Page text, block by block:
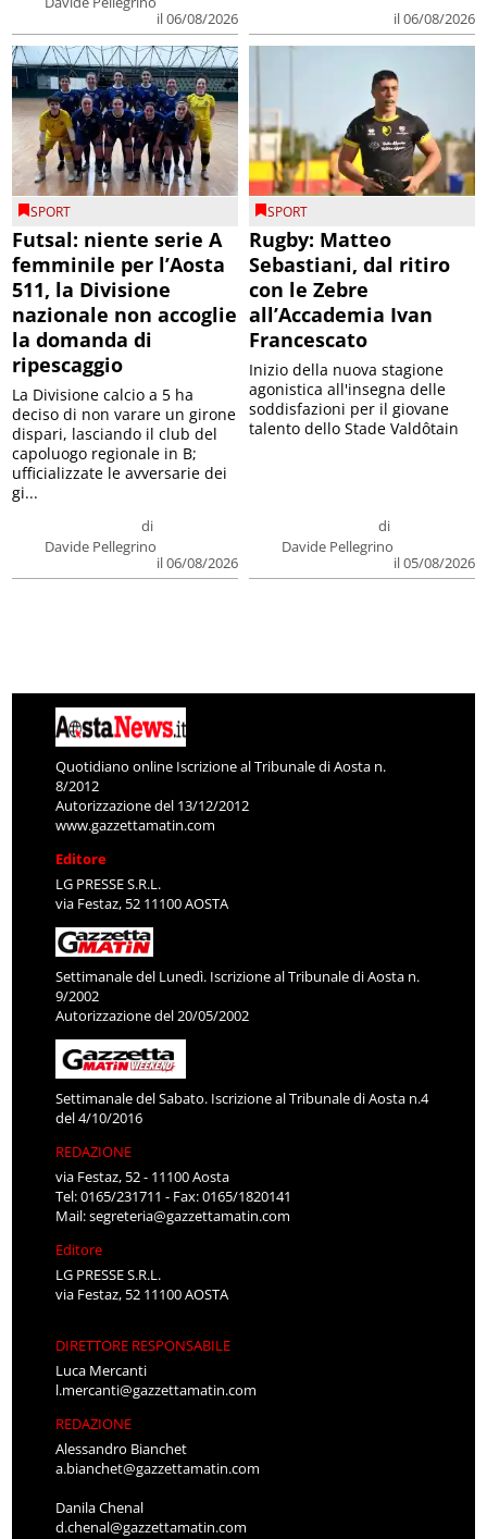
il 06/08/2026
il 06/08/2026
SPORT
Futsal: niente serie A
femminile per l’Aosta
511, la Divisione
nazionale non accoglie
la domanda di
ripescaggio
di
Davide Pellegrino
il 06/08/2026
La Divisione calcio a 5 ha
deciso di non varare un girone
dispari, lasciando il club del
capoluogo regionale in B;
ufficializzate le avversarie dei
gi...
SPORT
Rugby: Matteo
Sebastiani, dal ritiro
con le Zebre
all’Accademia Ivan
Francescato
di
Davide Pellegrino
il 05/08/2026
Inizio della nuova stagione
agonistica all'insegna delle
soddisfazioni per il giovane
talento dello Stade Valdôtain
Quotidiano online Iscrizione al Tribunale di Aosta n.
8/2012
Autorizzazione del 13/12/2012
www.gazzettamatin.com
Editore
LG PRESSE S.R.L.
via Festaz, 52 11100 AOSTA
Settimanale del Lunedì. Iscrizione al Tribunale di Aosta n.
9/2002
Autorizzazione del 20/05/2002
Settimanale del Sabato. Iscrizione al Tribunale di Aosta n.4
del 4/10/2016
REDAZIONE
via Festaz, 52 - 11100 Aosta
Tel: 0165/231711 - Fax: 0165/1820141
Mail:segreteria@gazzettamatin.com
Editore
LG PRESSE S.R.L.
via Festaz, 52 11100 AOSTA
DIRETTORE RESPONSABILE
Luca Mercanti
l.mercanti@gazzettamatin.com
REDAZIONE
Alessandro Bianchet
a.bianchet@gazzettamatin.com
Danila Chenal
d.chenal@gazzettamatin.com